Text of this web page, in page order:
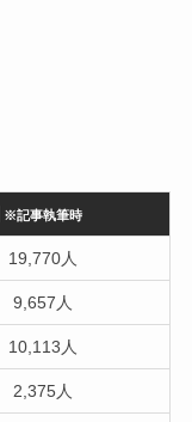
※記事執筆時
19,770人
9,657人
10,113人
2,375人